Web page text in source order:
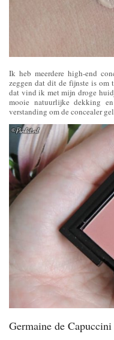
Ik heb meerdere high-end
zeggen dat dit de fijnste is om
dat vind ik met mijn droge
mooie natuurlijke dekking
verstanding om de concealer
Germaine de